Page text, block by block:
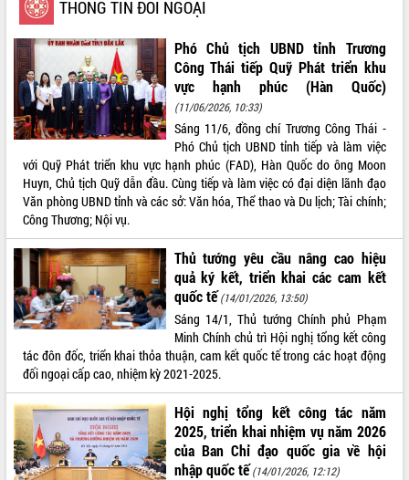
VIDEO
Loading the player...
Khám bệnh, cấp phát thuốc miễn phí
Hội nghị UBND tỉnh Đắk Lắk thường kỳ
tháng 7/2026
Lễ truy tặng danh hiệu “Bà Mẹ Việt
Nam Anh hùng” và trao Huân chương
Lao động
UBND tỉnh Đắk Lắk triển khai nhiệm
vụ 6 tháng cuối năm 2026
Kỳ họp thứ Hai, Hội đồng nhân dân
tỉnh khóa XI quyết nghị nhiều nội dung
quan trọng
Bí thư Tỉnh ủy Lương Nguyễn Minh
Triết thăm, tặng quà người có công với
cách mạng
Rà soát, hoàn thiện hệ thống thiết chế
văn hóa, thể thao đáp ứng yêu cầu
phát triển mới
ALBUM ẢNH
LIÊN KẾT WEB
THÔNG TIN ĐỐI NGOẠI
Phó Chủ tịch UBND tỉnh Trương
Công Thái tiếp Quỹ Phát triển khu
vực hạnh phúc (Hàn Quốc)
(11/06/2026, 10:33)
Sáng 11/6, đồng chí Trương Công Thái -
Phó Chủ tịch UBND tỉnh tiếp và làm việc
với Quỹ Phát triển khu vực hạnh phúc (FAD), Hàn Quốc do ông Moon
Huyn, Chủ tịch Quỹ dẫn đầu. Cùng tiếp và làm việc có đại diện lãnh đạo
Văn phòng UBND tỉnh và các sở: Văn hóa, Thể thao và Du lịch; Tài chính;
Công Thương; Nội vụ.
Thủ tướng yêu cầu nâng cao hiệu
quả ký kết, triển khai các cam kết
quốc tế (14/01/2026, 13:50)
Sáng 14/1, Thủ tướng Chính phủ Phạm
Minh Chính chủ trì Hội nghị tổng kết công
tác đôn đốc, triển khai thỏa thuận, cam kết quốc tế trong các hoạt động
đối ngoại cấp cao, nhiệm kỳ 2021-2025.
Hội nghị tổng kết công tác năm
2025, triển khai nhiệm vụ năm 2026
của Ban Chỉ đạo quốc gia về hội
nhập quốc tế (14/01/2026, 12:12)